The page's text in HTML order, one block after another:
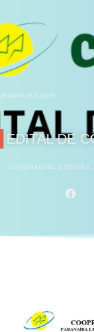
28.MAR.2025 18:19
EDITAL DE
COROMANDEL E REGIÃO